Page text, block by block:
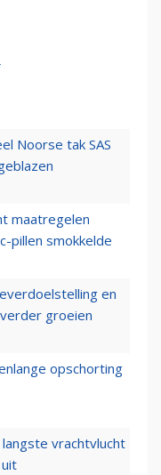
Noorse tak SAS
maatregelen
pillen smokkelde
en
groeien
opschorting
vrachtvlucht